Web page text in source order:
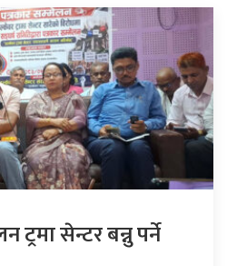
सेन्टर बन्नु पर्ने